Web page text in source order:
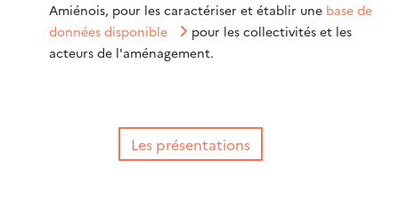
Amiénois, pour les caractériser et établir une base de
données disponible
pour les collectivités et les
acteurs de l'aménagement.
Les présentations